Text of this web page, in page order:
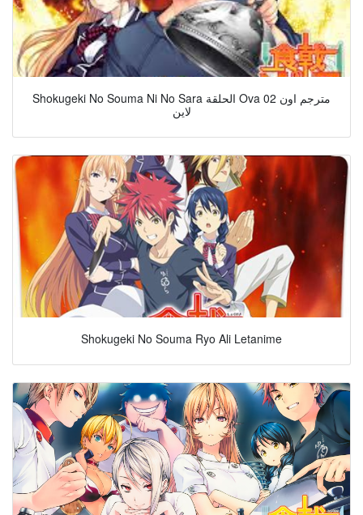
Shokugeki No Souma Ni No Sara الحلقة Ova 02 مترجم اون
لاين
Shokugeki No Souma Ryo Ali Letanime